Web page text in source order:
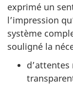
exprimé un
l’impression
système
souligné la